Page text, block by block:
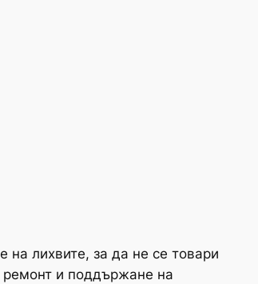
на лихвите, за да не се товари
и поддържане на